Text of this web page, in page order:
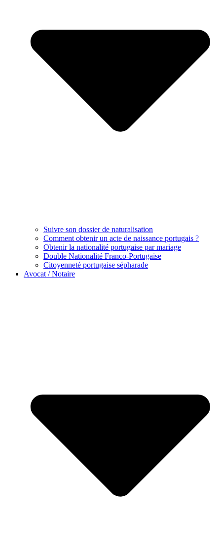
Suivre son dossier de naturalisation
Comment obtenir un acte de naissance portugais ?
Obtenir la nationalité portugaise par mariage
Double Nationalité Franco-Portugaise
Citoyenneté portugaise sépharade
Avocat / Notaire